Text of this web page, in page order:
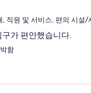
, 직원 및 서비스, 편의 시설/
가 편안했습니다.
함